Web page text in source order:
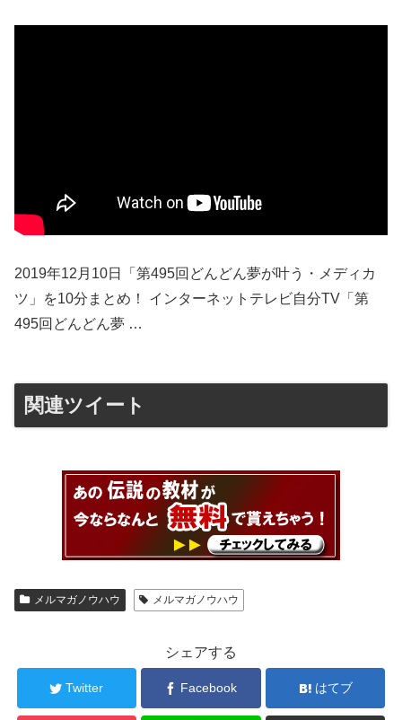
2019年12月10日「第495回どんどん夢が叶う・メディカ
ツ」を10分まとめ！ インターネットテレビ自分TV「第
495回どんどん夢 …
関連ツイート
メルマガノウハウ メルマガノウハウ
シェアする
Twitter Facebook はてブ